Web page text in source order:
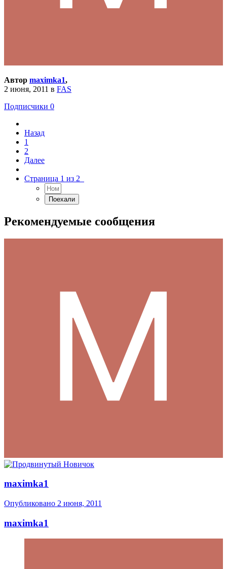
Автор maximka1,
2 июня, 2011 в FAS
Подписчики 0
Назад
1
2
Далее
Страница 1 из 2
Рекомендуемые сообщения
maximka1
Опубликовано 2 июня, 2011
maximka1